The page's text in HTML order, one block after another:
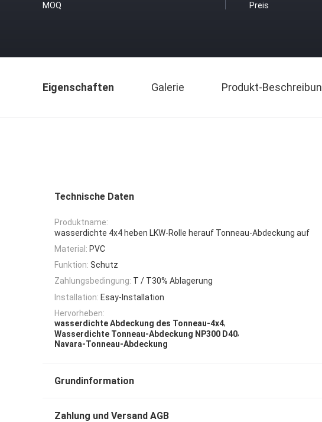
MOQ Preis
Eigenschaften Galerie Produkt-
Technische Daten
Produktname:
wasserdichte 4x4 heben LKW-Rolle herauf Tonneau-Abdeckung auf
Material: PVC
Funktion: Schutz
Zahlungsbedingung: T / T30% Ablagerung
Installation: Esay-Installation
Hervorheben:
wasserdichte Abdeckung des Tonneau-4x4,
Wasserdichte Tonneau-Abdeckung NP300 D40,
Navara-Tonneau-Abdeckung
Grundinformation
Zahlung und Versand AGB